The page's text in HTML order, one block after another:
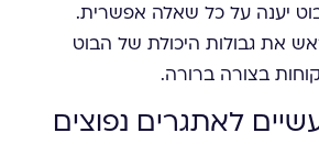
יענה על כל שאלה אפשרית.
את גבולות היכולת של הבוט
בצורה ברורה.
לאתגרים נפוצים